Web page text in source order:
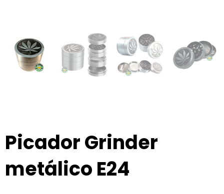
Picador Grinder
metálico E24